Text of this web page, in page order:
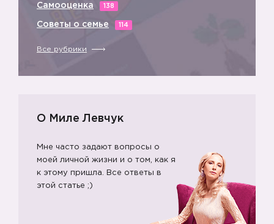
Самооценка 138
Советы о семье 114
Все рубрики
О Миле Левчук
Мне часто задают вопросы о
моей личной жизни и о том, как я
к этому пришла. Все ответы в
этой статье ;)